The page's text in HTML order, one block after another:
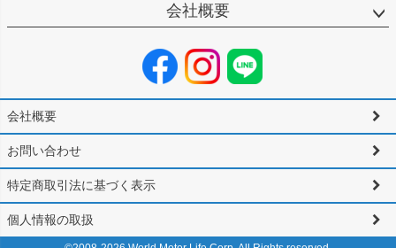
会社概要
会社概要
お問い合わせ
特定商取引法に基づく表示
個人情報の取扱